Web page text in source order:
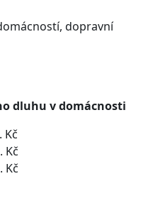
dopravní
dluhu v domácnosti
Kč
Kč